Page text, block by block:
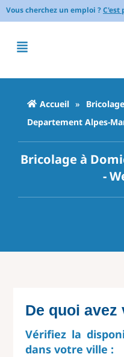
Vous cherchez un emploi ?C'est
Accueil »
Departement Alpes-
Bricolage à
-
De quoi avez
Vérifiez la
dans votre ville :